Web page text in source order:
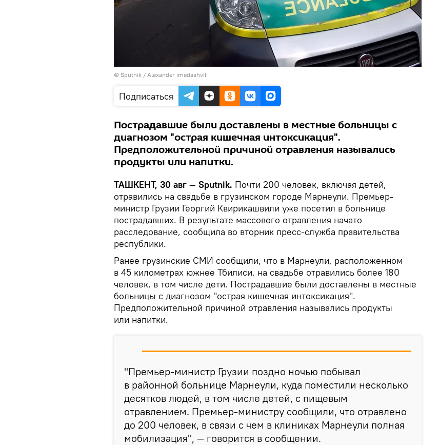
© Sputnik / Alexander imedashvili
Подписаться
Пострадавшие были доставлены в местные больницы с
диагнозом "острая кишечная интоксикация".
Предположительной причиной отравления назывались
продукты или напитки.
ТАШКЕНТ, 30 авг — Sputnik. Почти 200 человек, включая детей,
отравились на свадьбе в грузинском городе Марнеули. Премьер-
министр Грузии Георгий Квирикашвили уже посетил в больнице
пострадавших. В результате массового отравления начато
расследование, сообщила во вторник пресс-служба правительства
республики.
Ранее грузинские СМИ сообщили, что в Марнеули, расположенном
в 45 километрах южнее Тбилиси, на свадьбе отравились более 180
человек, в том числе дети. Пострадавшие были доставлены в местные
больницы с диагнозом "острая кишечная интоксикация".
Предположительной причиной отравления назывались продукты
или напитки.
"Премьер-министр Грузии поздно ночью побывал
в районной больнице Марнеули, куда поместили несколько
десятков людей, в том числе детей, с пищевым
отравлением. Премьер-министру сообщили, что отравлено
до 200 человек, в связи с чем в клиниках Марнеули полная
мобилизация", — говорится в сообщении.